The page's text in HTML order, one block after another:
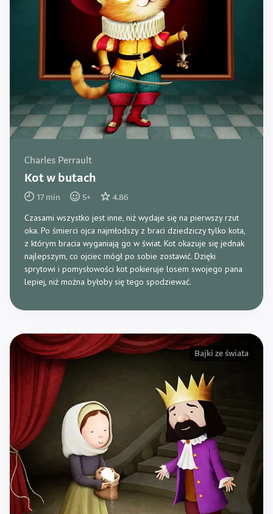
Charles Perrault
Kot w butach
17min 5+ 4.86
Czasami wszystko jest inne, niż wydaje się na pierwszy rzut
oka. Po śmierci ojca najmłodszy z braci dziedziczy tylko kota,
z którym bracia wyganiają go w świat. Kot okazuje się jednak
najlepszym, co ojciec mógł po sobie zostawić. Dzięki
sprytowi i pomysłowości kot pokieruje losem swojego pana
lepiej, niż można byłoby się tego spodziewać.
Bajki ze świata